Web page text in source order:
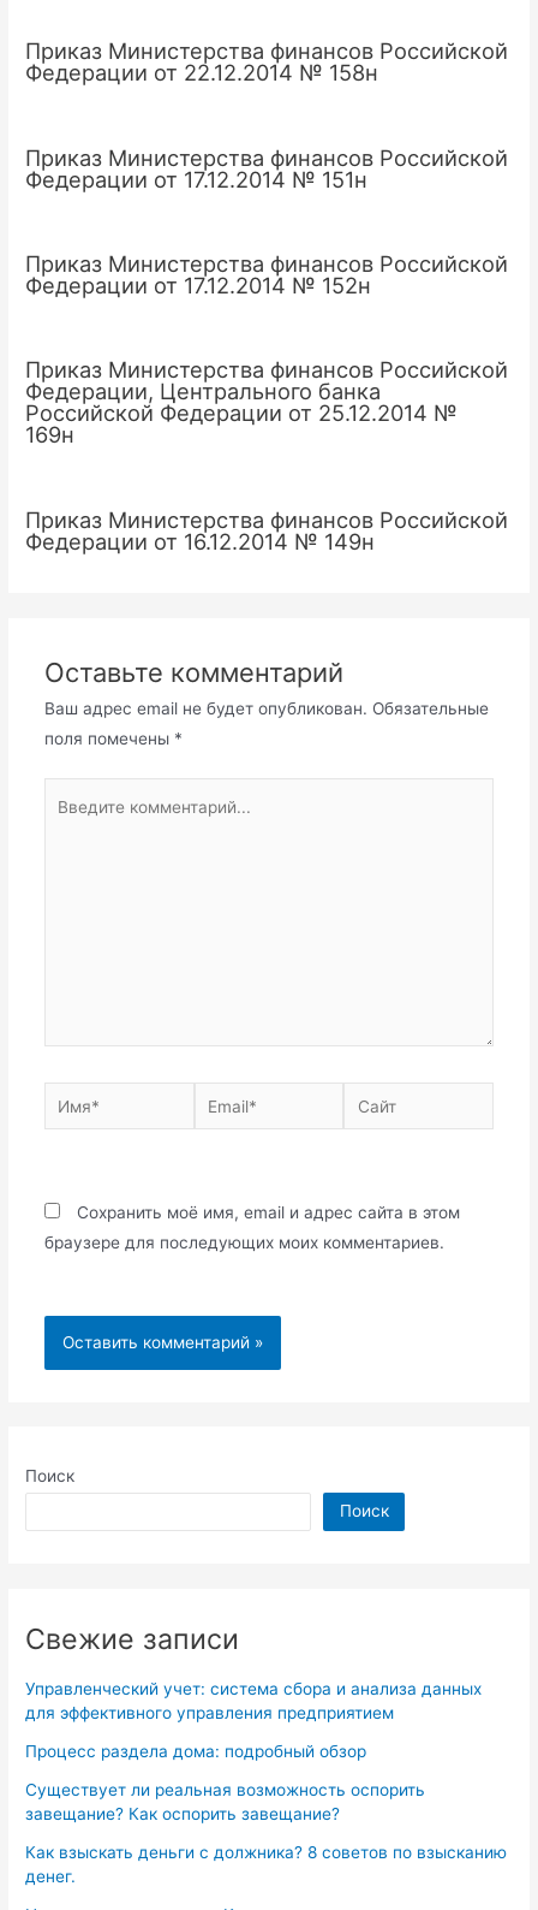
Поиск
Поиск
Свежие записи
Управленческий учет: система сбора и анализа данных
для эффективного управления предприятием
Процесс раздела дома: подробный обзор
Существует ли реальная возможность оспорить
завещание? Как оспорить завещание?
Как взыскать деньги с должника? 8 советов по взысканию
денег.
Приказ Министерства финансов Российской
Федерации от 22.12.2014 № 158н
Приказ Министерства финансов Российской
Федерации от 17.12.2014 № 151н
Приказ Министерства финансов Российской
Федерации от 17.12.2014 № 152н
Приказ Министерства финансов Российской
Федерации, Центрального банка
Российской Федерации от 25.12.2014 №
169н
Приказ Министерства финансов Российской
Федерации от 16.12.2014 № 149н
Оставьте комментарий
Ваш адрес email не будет опубликован. Обязательные
поля помечены *
комментарий...
Имя* Email* Сайт
Сохранить моё имя, email и адрес сайта в этом
браузере для последующих моих комментариев.